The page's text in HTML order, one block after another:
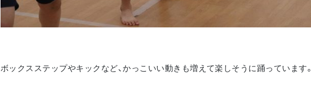
ボックスステップやキックなど、かっこいい動きも増えて楽しそうに踊っています。